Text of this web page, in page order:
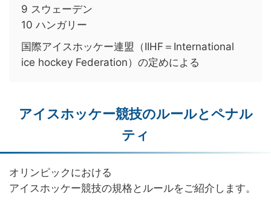
9 スウェーデン
10 ハンガリー
国際アイスホッケー連盟（IIHF＝International
ice hockey Federation）の定めによる
アイスホッケー競技のルールとペナル
ティ
オリンピックにおける
アイスホッケー競技の規格とルールをご紹介します。